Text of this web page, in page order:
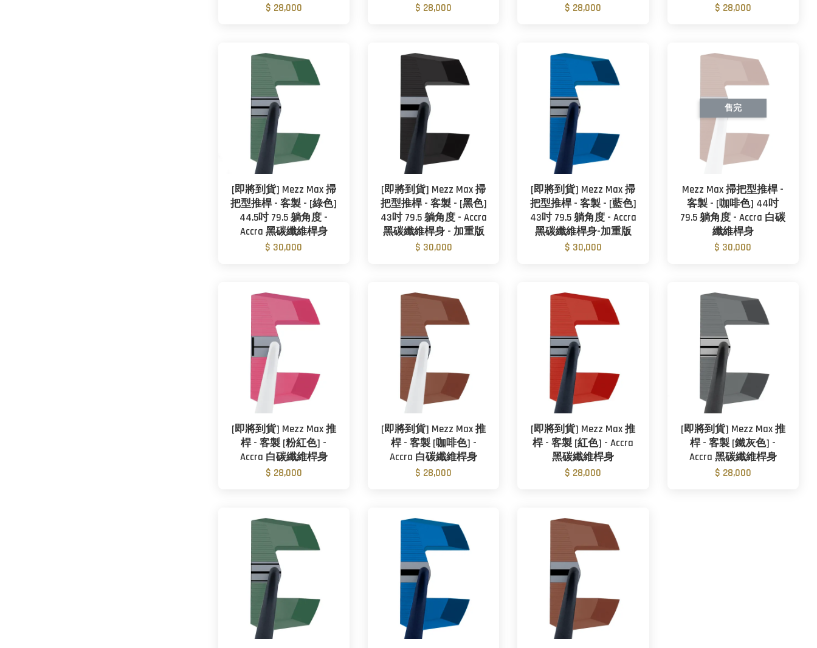
$ 28,000
$ 28,000
$ 28,000
$ 28,000
[即將到貨] Mezz Max 掃
把型推桿 - 客製 - [綠色]
44.5吋 79.5 躺角度 -
Accra 黑碳纖維桿身
$ 30,000
[即將到貨] Mezz Max 掃
把型推桿 - 客製 - [黑色]
43吋 79.5 躺角度 - Accra
黑碳纖維桿身 - 加重版
$ 30,000
[即將到貨] Mezz Max 掃
把型推桿 - 客製 - [藍色]
43吋 79.5 躺角度 - Accra
黑碳纖維桿身-加重版
$ 30,000
售完
Mezz Max 掃把型推桿 -
客製 - [咖啡色] 44吋
79.5 躺角度 - Accra 白碳
纖維桿身
$ 30,000
[即將到貨] Mezz Max 推
桿 - 客製 [粉紅色] -
Accra 白碳纖維桿身
$ 28,000
[即將到貨] Mezz Max 推
桿 - 客製 [咖啡色] -
Accra 白碳纖維桿身
$ 28,000
[即將到貨] Mezz Max 推
桿 - 客製 [紅色] - Accra
黑碳纖維桿身
$ 28,000
[即將到貨] Mezz Max 推
桿 - 客製 [鐵灰色] -
Accra 黑碳纖維桿身
$ 28,000